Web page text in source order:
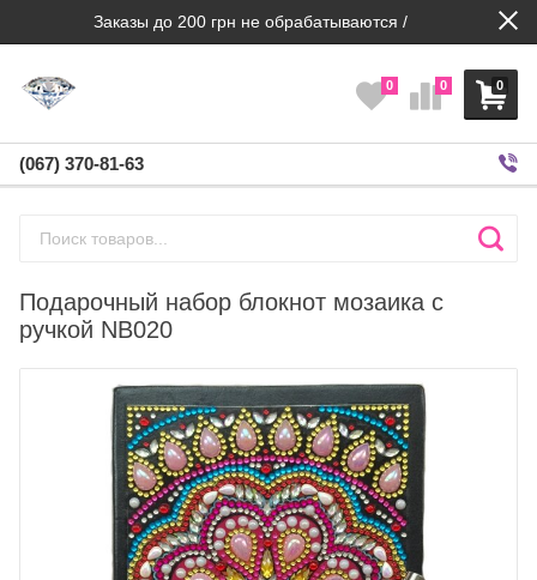
Заказы до 200 грн не обрабатываются /
0
0 0
(067) 370-81-63
Подарочный набор блокнот мозаика с
ручкой NB020